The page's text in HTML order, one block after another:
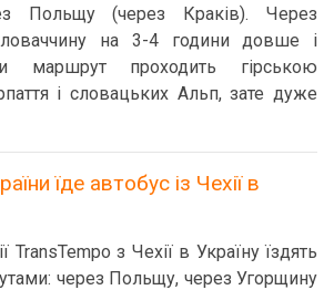
Польщу (через Краків). Через
на 3-4 години довше і
маршрут проходить гірською
і словацьких Альп, зате дуже
їде автобус із Чехії в
TransTempo з Чехії в Україну їздять
через Польщу, через Угорщину